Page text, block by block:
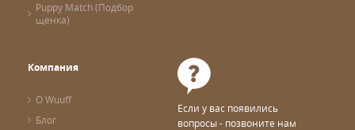
Puppy Match (Подбор
щенка)
Компания
О Wuuff
Блог
Если у вас появились
вопросы - позвоните нам